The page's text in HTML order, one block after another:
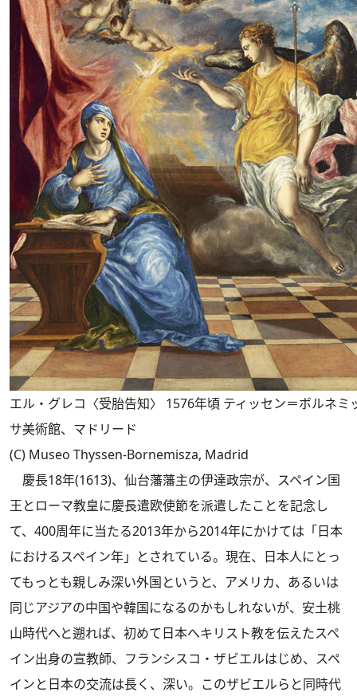
エル・グレコ〈受胎告知〉 1576年頃 ティッセン＝ボルネミ
サ美術館、マドリード
(C) Museo Thyssen-Bornemisza, Madrid
慶長18年(1613)、仙台藩藩主の伊達政宗が、スペイン国
王とローマ教皇に慶長遣欧使節を派遣したことを記念し
て、400周年に当たる2013年から2014年にかけては「日本
におけるスペイン年」とされている。現在、日本人にとっ
てもっとも親しみ深い外国というと、アメリカ、あるいは
同じアジアの中国や韓国になるのかもしれないが、安土桃
山時代へと遡れば、初めて日本へキリスト教を伝えたスペ
イン出身の宣教師、フランシスコ・ザビエルはじめ、スペ
インと日本の交流は長く、深い。このザビエルらと同時代